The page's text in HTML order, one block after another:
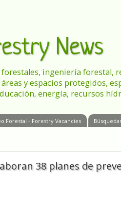
News
ingeniería forestal,
y espacios protegidos,
energía, recursos
Forestal - Forestry Vacancies
38 planes de